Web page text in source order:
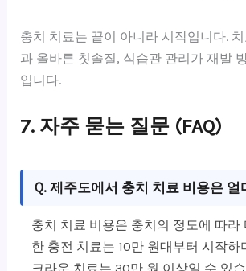
충치 치료는 끝이 아니라 시작입니다.
과 올바른 칫솔질, 식습관 관리가 재발
입니다.
7. 자주 묻는 질문 (FAQ)
Q. 제주도에서 충치 치료 비용은 얼
충치 치료 비용은 충치의 정도에 따라
한 충전 치료는 10만 원대부터 시작하
크라운 치료는 30만 원 이상일 수 있